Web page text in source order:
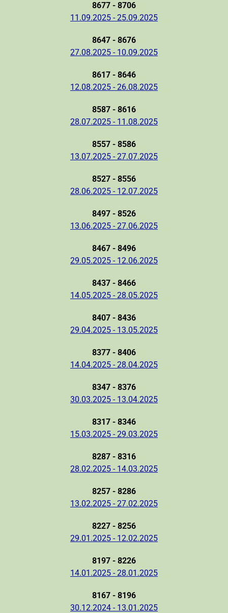
8677 - 8706
11.09.2025 - 25.09.2025
8647 - 8676
27.08.2025 - 10.09.2025
8617 - 8646
12.08.2025 - 26.08.2025
8587 - 8616
28.07.2025 - 11.08.2025
8557 - 8586
13.07.2025 - 27.07.2025
8527 - 8556
28.06.2025 - 12.07.2025
8497 - 8526
13.06.2025 - 27.06.2025
8467 - 8496
29.05.2025 - 12.06.2025
8437 - 8466
14.05.2025 - 28.05.2025
8407 - 8436
29.04.2025 - 13.05.2025
8377 - 8406
14.04.2025 - 28.04.2025
8347 - 8376
30.03.2025 - 13.04.2025
8317 - 8346
15.03.2025 - 29.03.2025
8287 - 8316
28.02.2025 - 14.03.2025
8257 - 8286
13.02.2025 - 27.02.2025
8227 - 8256
29.01.2025 - 12.02.2025
8197 - 8226
14.01.2025 - 28.01.2025
8167 - 8196
30.12.2024 - 13.01.2025